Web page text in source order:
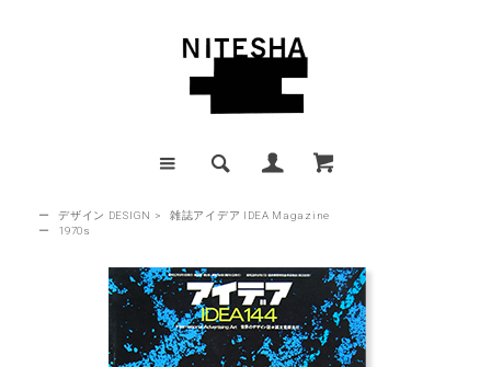
ー デザイン DESIGN >
雑誌アイデア IDEA Magazine
ー
1970s